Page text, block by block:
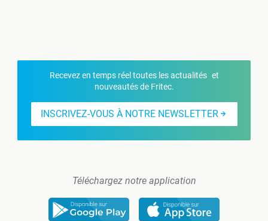
Recevez en temps réel toutes les actualités et
nouveautés de Fritec.
INSCRIVEZ-VOUS À NOTRE NEWSLETTER
Téléchargez notre application